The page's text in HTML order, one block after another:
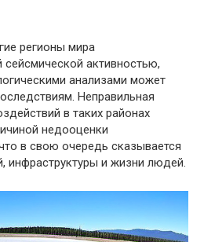
регионы мира
сейсмической активностью,
анализами может
Неправильная
в таких районах
недооценки
в свою очередь сказывается
инфраструктуры и жизни людей.